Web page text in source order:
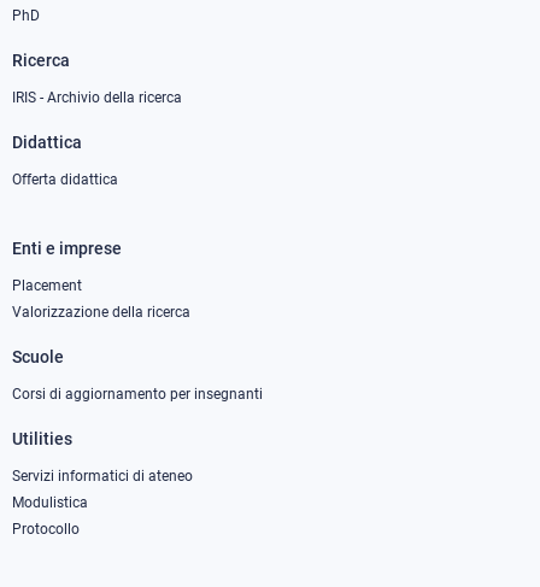
PhD
Ricerca
IRIS - Archivio della ricerca
Didattica
Offerta didattica
Footer
column
Enti e imprese
Placement
Valorizzazione della ricerca
Scuole
Corsi di aggiornamento per insegnanti
Utilities
Servizi informatici di ateneo
Modulistica
Protocollo